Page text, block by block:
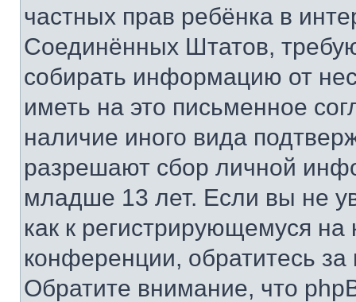
частных прав ребёнка в
Соединённых Штатов,
собирать информацию от
иметь на это письменное
наличие иного вида
разрешают сбор личной
младше 13 лет. Если вы не
как к регистрирующемуся
конференции, обратитесь
Обратите внимание, что